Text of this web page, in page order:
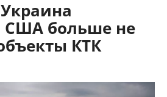
США больше не
КТК